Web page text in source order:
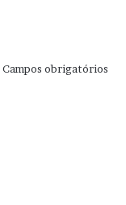
Campos obrigatórios